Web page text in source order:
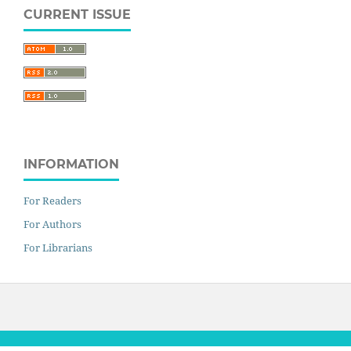
CURRENT ISSUE
INFORMATION
For Readers
For Authors
For Librarians